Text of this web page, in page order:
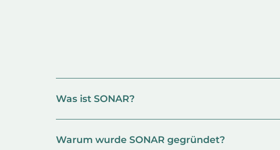
Was ist SONAR?
Warum wurde SONAR gegründet?